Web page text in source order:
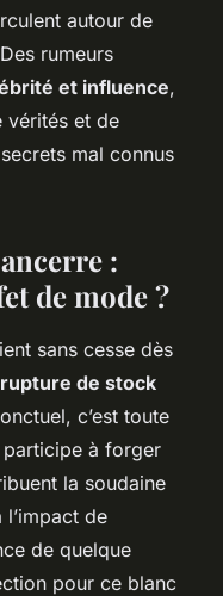
autour de
rumeurs
et influence,
vérités et de
mal connus
:
de mode ?
sans cesse dès
rupture de stock
c’est toute
à forger
la soudaine
l’impact de
de quelque
pour ce blanc